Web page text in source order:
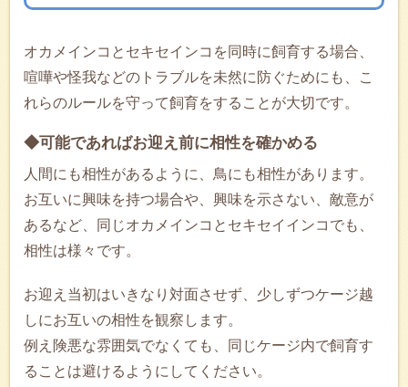
オカメインコとセキセインコを同時に飼育する場合、
喧嘩や怪我などのトラブルを未然に防ぐためにも、こ
れらのルールを守って飼育をすることが大切です。
◆可能であればお迎え前に相性を確かめる
人間にも相性があるように、鳥にも相性があります。
お互いに興味を持つ場合や、興味を示さない、敵意が
あるなど、同じオカメインコとセキセイインコでも、
相性は様々です。
お迎え当初はいきなり対面させず、少しずつケージ越
しにお互いの相性を観察します。
例え険悪な雰囲気でなくても、同じケージ内で飼育す
ることは避けるようにしてください。